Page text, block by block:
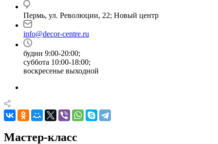
Пермь, ул. Революции, 22; Новый центр
info@decor-centre.ru
будни 9:00-20:00;
суббота 10:00-18:00;
воскресенье выходной
Мастер-класс